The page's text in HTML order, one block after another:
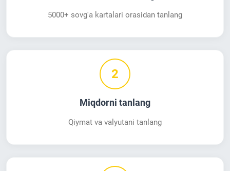
5000+ sovg'a kartalari orasidan tanlang
2
Miqdorni tanlang
Qiymat va valyutani tanlang